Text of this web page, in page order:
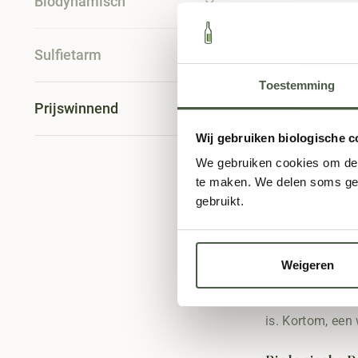
Toestemming
Wij gebruiken biologische
We gebruiken cookies om
te maken. We delen soms
gebruikt.
Weigeren
Rosé mag niet
zonder
laat spreken.
Zin in een
Grenache
met een volle
is. Kortom,
Sulfietarm
Prijswinnend